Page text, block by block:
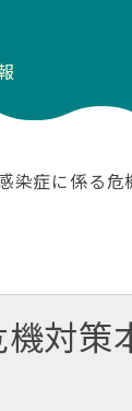
染症に係る
対